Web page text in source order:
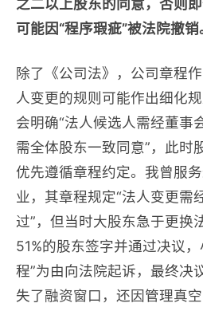
之二以上股东的同意，否则
可能因“程序瑕疵”被法院撤销
除了《公司法》，公司章程
人变更的规则可能作出细化
会明确“法人候选人需经董事
需全体股东一致同意”，此时
优先遵循章程约定。我曾服
业，其章程规定“法人变更需
过”，但当时大股东急于更换
51%的股东签字并通过决议
程”为由向法院起诉，最终决
失了融资窗口，还因管理真